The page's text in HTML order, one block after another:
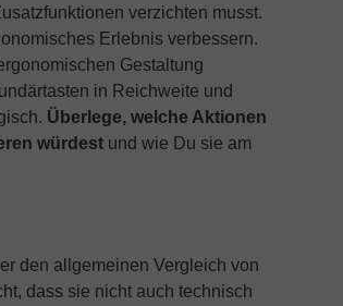
verzichten musst.
Erlebnis verbessern.
Gestaltung
in Reichweite und
Überlege, welche Aktionen
würdest und wie Du sie am
den allgemeinen Vergleich von
dass sie nicht auch technisch